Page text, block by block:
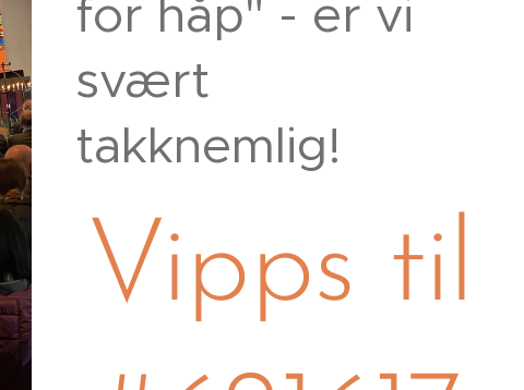
for håp" - er vi
svært
takknemlig!
Vipps til